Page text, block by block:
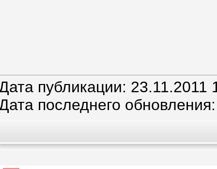
публикации: 23.11.2011
последнего